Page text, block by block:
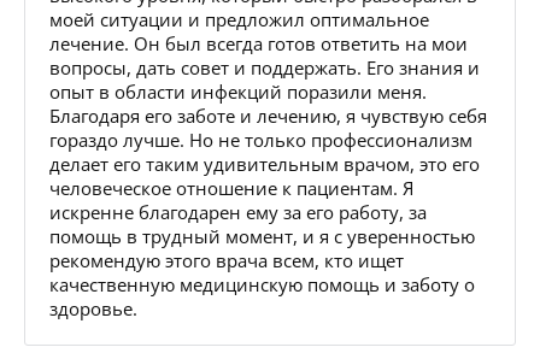
моей ситуации и предложил оптимальное
лечение. Он был всегда готов ответить на мои
вопросы, дать совет и поддержать. Его знания и
опыт в области инфекций поразили меня.
Благодаря его заботе и лечению, я чувствую себя
гораздо лучше. Но не только профессионализм
делает его таким удивительным врачом, это его
человеческое отношение к пациентам. Я
искренне благодарен ему за его работу, за
помощь в трудный момент, и я с уверенностью
рекомендую этого врача всем, кто ищет
качественную медицинскую помощь и заботу о
здоровье.